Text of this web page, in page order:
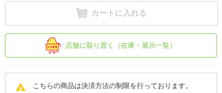
カートに入れる
店舗に取り置く（在庫・展示一覧）
こちらの商品は決済方法の制限を行っております。